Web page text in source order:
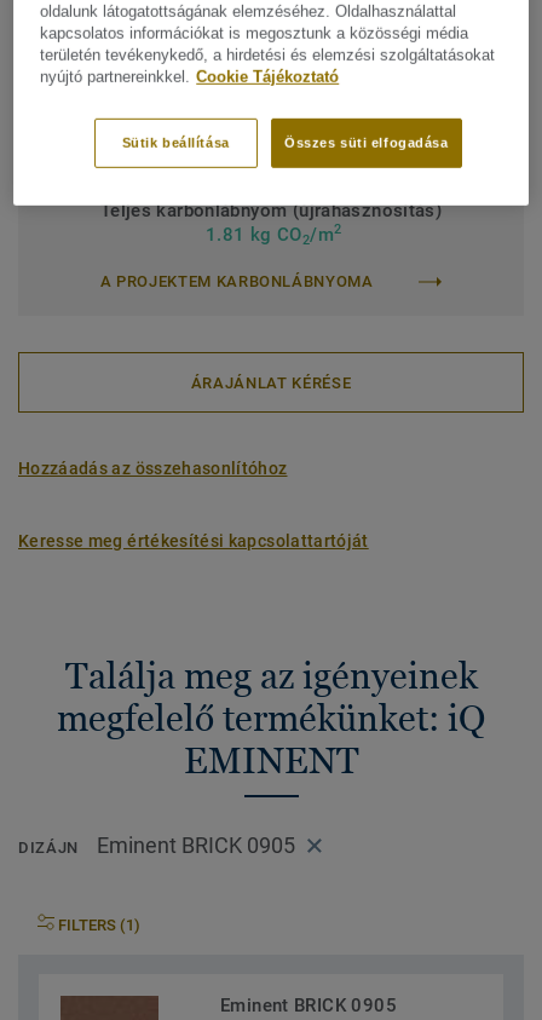
Intézményi besorolás:43 Erős
Felületkezelés:Új iQ PUR
Tekercs (1 ref.) Lap (1 ref.)
Teljes karbonlábnyom (újrahasznosítás)
1.81 kg CO2/m2
A PROJEKTEM KARBONLÁBNYOMA
ÁRAJÁNLAT KÉRÉSE
Hozzáadás az összehasonlítóhoz
Keresse meg értékesítési kapcsolattartóját
Találja meg az igényeinek
megfelelő termékünket: iQ
EMINENT
DIZÁJN Eminent BRICK 0905
FILTERS (1)
Eminent BRICK 0905
oldalunk látogatottságának elemzéséhez. Oldalhasználattal
kapcsolatos információkat is megosztunk a közösségi média
területén tevékenykedő, a hirdetési és elemzési szolgáltatásokat
nyújtó partnereinkkel. Cookie Tájékoztató
Összes süti elfogadása
Sütik beállítása